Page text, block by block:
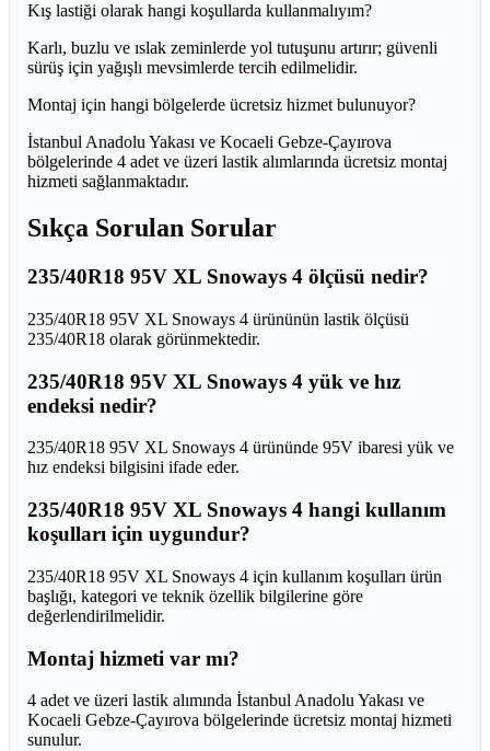
Kış lastiği olarak hangi koşullarda kullanmalıyım?
Karlı, buzlu ve ıslak zeminlerde yol tutuşunu artırır; güvenli
sürüş için yağışlı mevsimlerde tercih edilmelidir.
Montaj için hangi bölgelerde ücretsiz hizmet bulunuyor?
İstanbul Anadolu Yakası ve Kocaeli Gebze-Çayırova
bölgelerinde 4 adet ve üzeri lastik alımlarında ücretsiz montaj
hizmeti sağlanmaktadır.
Sıkça Sorulan Sorular
235/40R18 95V XL Snoways 4 ölçüsü nedir?
235/40R18 95V XL Snoways 4 ürününün lastik ölçüsü
235/40R18 olarak görünmektedir.
235/40R18 95V XL Snoways 4 yük ve hız
endeksi nedir?
235/40R18 95V XL Snoways 4 ürününde 95V ibaresi yük ve
hız endeksi bilgisini ifade eder.
235/40R18 95V XL Snoways 4 hangi kullanım
koşulları için uygundur?
235/40R18 95V XL Snoways 4 için kullanım koşulları ürün
başlığı, kategori ve teknik özellik bilgilerine göre
değerlendirilmelidir.
Montaj hizmeti var mı?
4 adet ve üzeri lastik alımında İstanbul Anadolu Yakası ve
Kocaeli Gebze-Çayırova bölgelerinde ücretsiz montaj hizmeti
sunulur.